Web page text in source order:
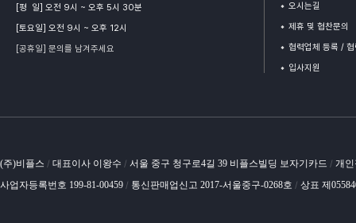
[평 일] 오전 9시 ~ 오후 5시 30분
[토요일] 오전 9시 ~ 오후 12시
[공휴일] 문의를 남겨주세요
오시는길
제휴 및 협찬문의
협력업체 등록 /
입사지원
(주)비플스 / 대표이사 이왕수 / 서울 중구 청구로4길 39 비플스빌딩 보자기카드 / 개
사업자등록번호 199-81-00459 / 통신판매업신고 2017-서울중구-0268호 / 상표 제